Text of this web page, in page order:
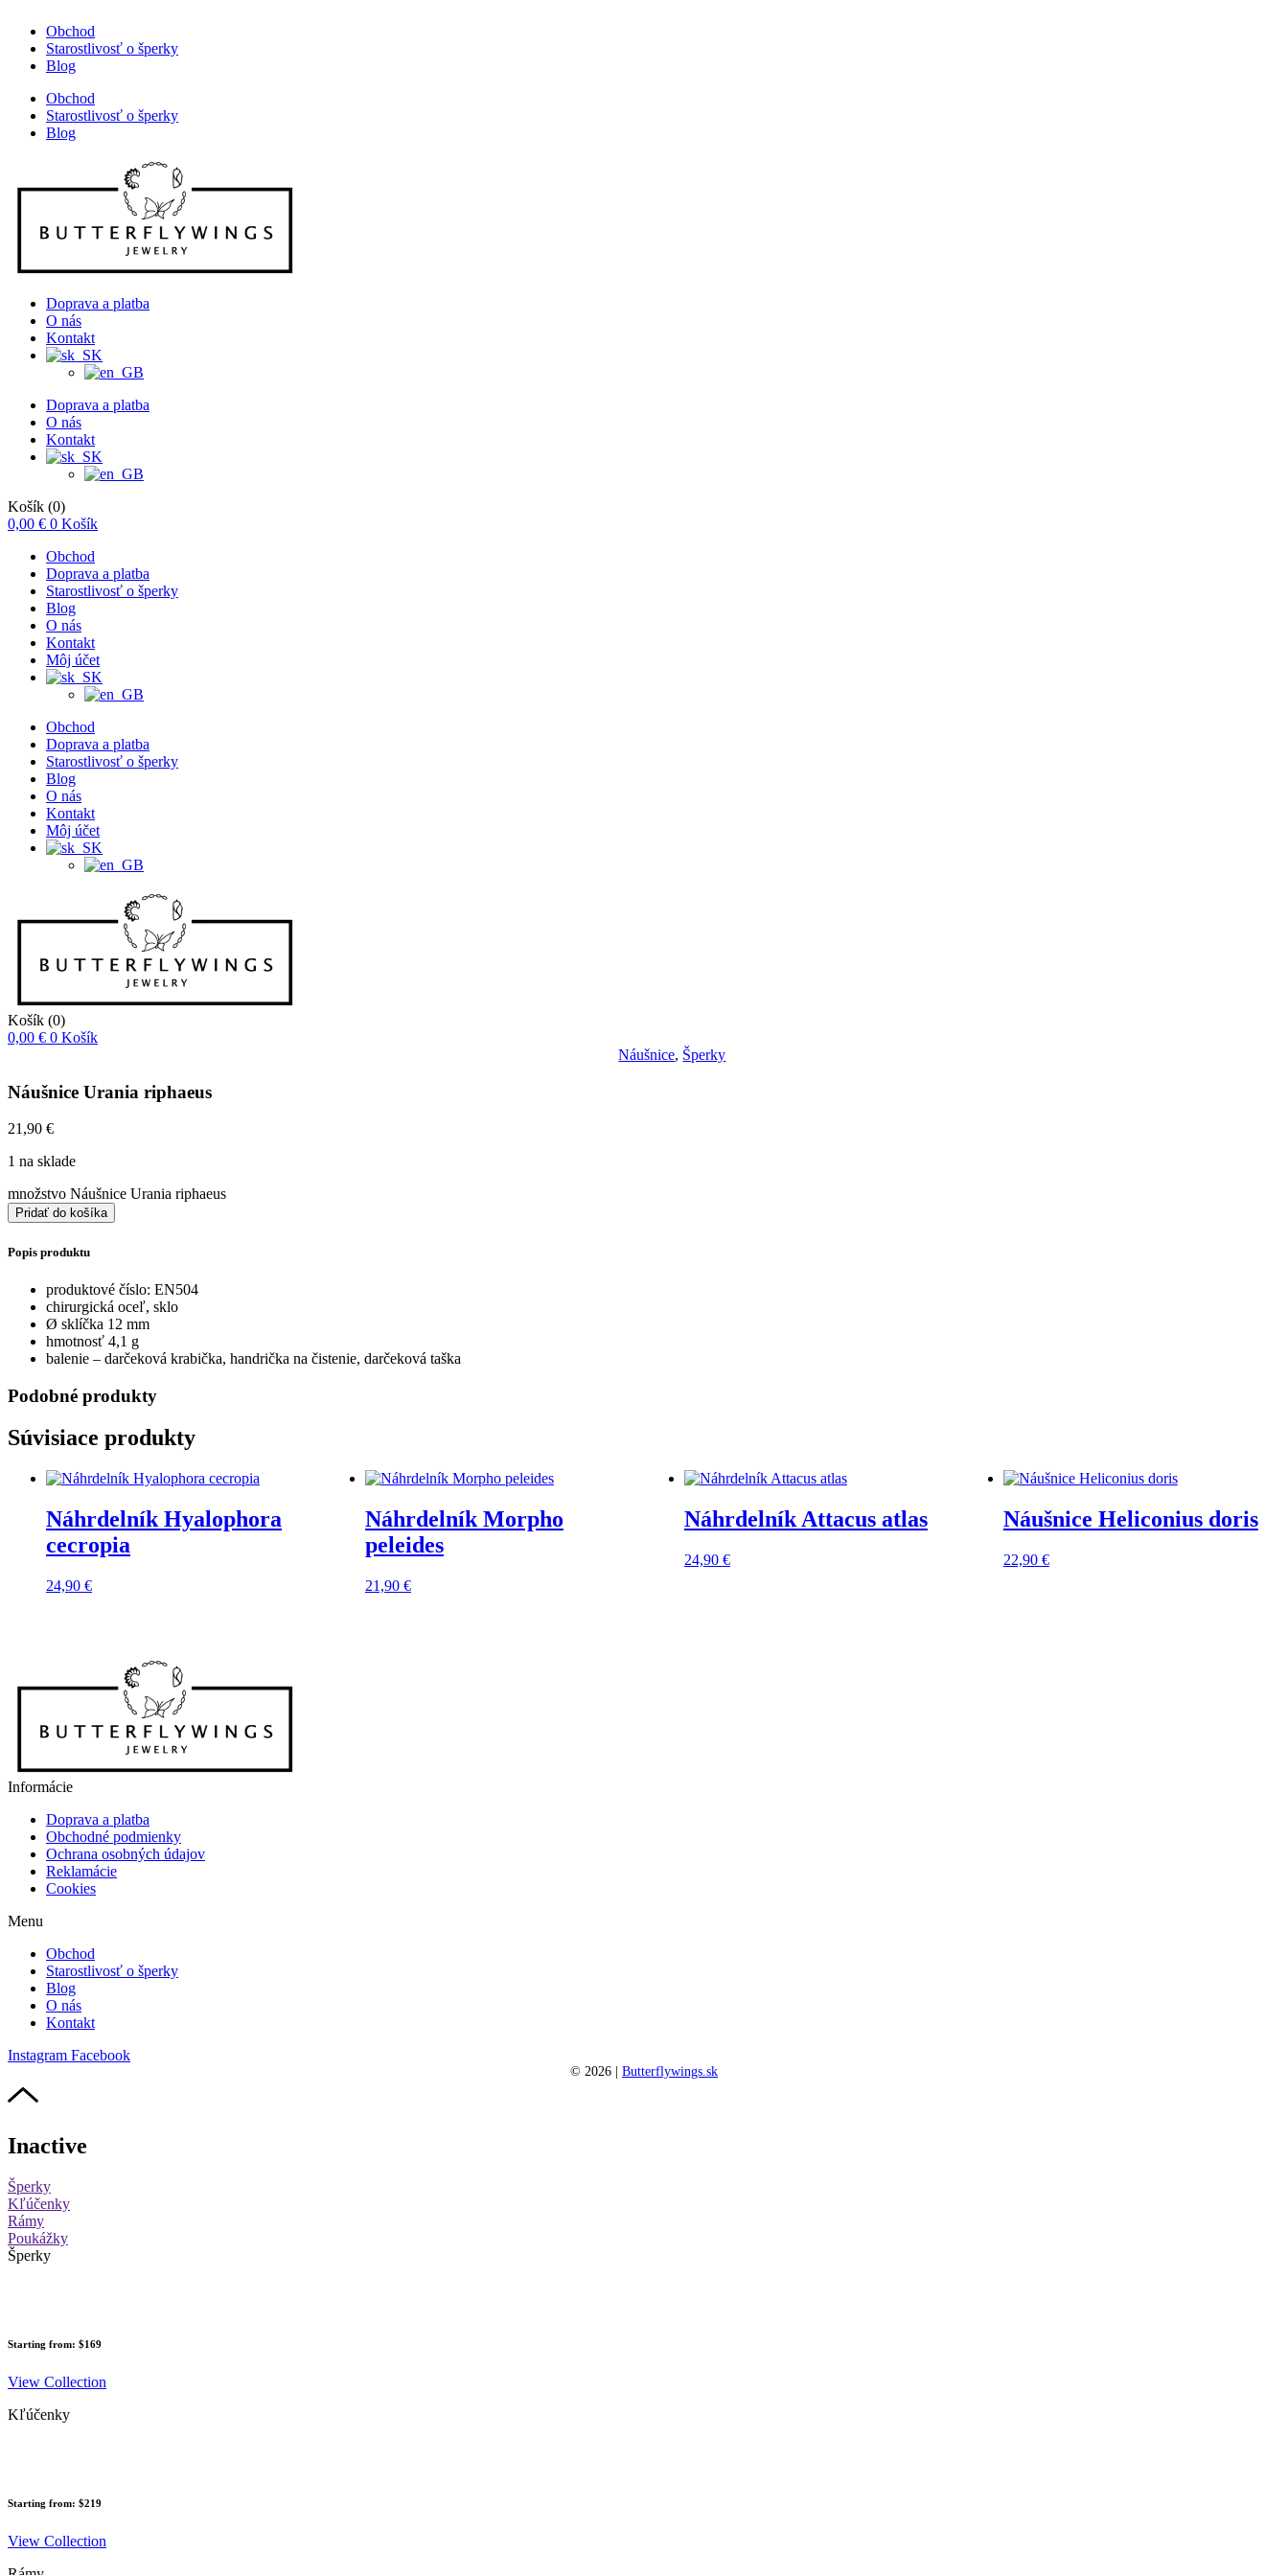
Obchod
Starostlivosť o šperky
Blog
Obchod
Starostlivosť o šperky
Blog
Doprava a platba
O nás
Kontakt
Doprava a platba
O nás
Kontakt
Košík (0)
0,00 € 0 Košík
Obchod
Doprava a platba
Starostlivosť o šperky
Blog
O nás
Kontakt
Môj účet
Obchod
Doprava a platba
Starostlivosť o šperky
Blog
O nás
Kontakt
Môj účet
Košík (0)
0,00 € 0 Košík
Náušnice, Šperky
Náušnice Urania riphaeus
21,90 €
1 na sklade
množstvo Náušnice Urania riphaeus
Pridať do košíka
Popis produktu
produktové číslo: EN504
chirurgická oceľ, sklo
Ø sklíčka 12 mm
hmotnosť 4,1 g
balenie – darčeková krabička, handrička na čistenie, darčeková taška
Podobné produkty
Súvisiace produkty
Náhrdelník Hyalophora
cecropia
24,90 €
Náhrdelník Morpho
peleides
21,90 €
Náhrdelník Attacus atlas
24,90 €
Náušnice Heliconius doris
22,90 €
Informácie
Doprava a platba
Obchodné podmienky
Ochrana osobných údajov
Reklamácie
Cookies
Menu
Obchod
Starostlivosť o šperky
Blog
O nás
Kontakt
Instagram Facebook
© 2026 Butterflywings.sk
Inactive
Šperky
Kľúčenky
Rámy
Poukážky
Šperky
Starting from: $169
View Collection
Kľúčenky
Starting from: $219
View Collection